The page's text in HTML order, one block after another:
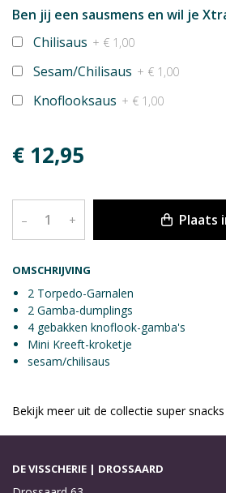
OMSCHRIJVING
2 Torpedo-Garnalen
2 Gamba-dumplings
4 gebakken knoflook-gamba's
Mini Kreeft-kroketje
sesam/chilisaus
Ben jij een sausmens en wil je
Chilisaus + € 1,00
Sesam/Chilisaus + € 1,00
Knoflooksaus + € 1,00
€ 12,95
– + Plaats
Bekijk meer uit de collectie super snacks
DE VISSCHERIE | DROSSAARD